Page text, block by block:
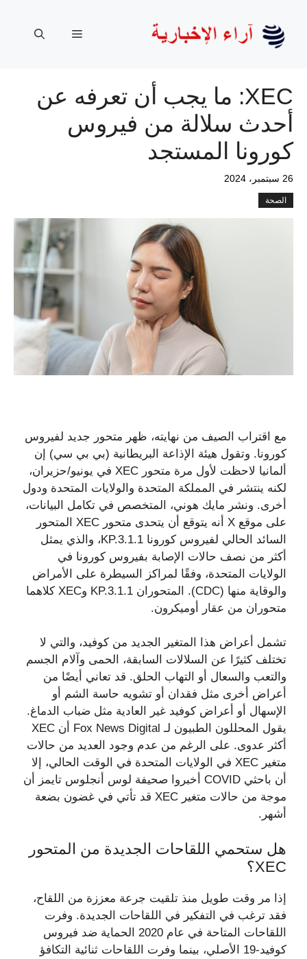
المحتوى
القائمة
XEC: ما يجب أن تعرفه عن
أحدث سلالة من فيروس
كورونا المستجد
26 سبتمبر، 2024
الصحة
مع اقتراب الصيف من نهايته، ظهر متحور جديد لفيروس
كورونا. وتقول هيئة الإذاعة البريطانية (بي بي سي) إن
ألمانيا لاحظت لأول مرة متحور XEC في يونيو/حزيران،
لكنه ينتشر في المملكة المتحدة والولايات المتحدة ودول
أخرى. ونشر مايك هوني، المتخصص في تكامل البيانات،
على موقع X أنه يتوقع أن يتحدى متحور XEC المتحور
السائد الحالي لفيروس كورونا KP.3.1.1، والذي يمثل
أكثر من نصف حالات الإصابة بفيروس كورونا في
الولايات المتحدة، وفقًا لمراكز السيطرة على الأمراض
والوقاية منها (CDC). المتحوران KP.3.1.1 وXEC كلاهما
متحوران من عقار أوميكرون.
تشمل أعراض هذا المتغير الجديد من كوفيد، والتي لا
تختلف كثيرًا عن السلالات السابقة، الحمى وآلام الجسم
والتعب والسعال أو التهاب الحلق. قد تعاني أيضًا من
أعراض أخرى مثل فقدان أو تشويه حاسة الشم أو
الإسهال أو أعراض كوفيد غير العادية مثل ضباب الدماغ.
يقول المحللون الطبيون لـ Fox News Digital أن XEC
أكثر عدوى. على الرغم من عدم وجود العديد من حالات
متغير XEC في الولايات المتحدة في الوقت الحالي، إلا
أن باحثي COVID أخبروا صحيفة لوس أنجلوس تايمز أن
موجة من حالات متغير XEC قد تأتي في غضون بضعة
أشهر.
هل ستحمي اللقاحات الجديدة من المتحور
XEC؟
إذا مر وقت طويل منذ تلقيت جرعة معززة من اللقاح،
فقد ترغب في التفكير في اللقاحات الجديدة. وفرت
اللقاحات المتاحة في عام 2020 الحماية ضد فيروس
كوفيد-19 الأصلي، بينما وفرت اللقاحات ثنائية التكافؤ